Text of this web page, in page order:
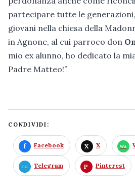
partecipare tutte le
giovani nella chiesa della
in Agnone, al cui parroco don
mio ex alunno, ho dedicato la
Padre Matteo!”
CONDIVIDI:
Facebook X
Telegram Pinterest